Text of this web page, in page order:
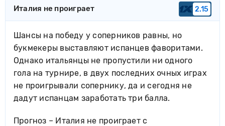
Италия не проиграет 2.15
Шансы на победу у соперников равны, но
букмекеры выставляют испанцев фаворитами.
Однако итальянцы не пропустили ни одного
гола на турнире, в двух последних очных играх
не проигрывали сопернику, да и сегодня не
дадут испанцам заработать три балла.
Прогноз – Италия не проиграет с